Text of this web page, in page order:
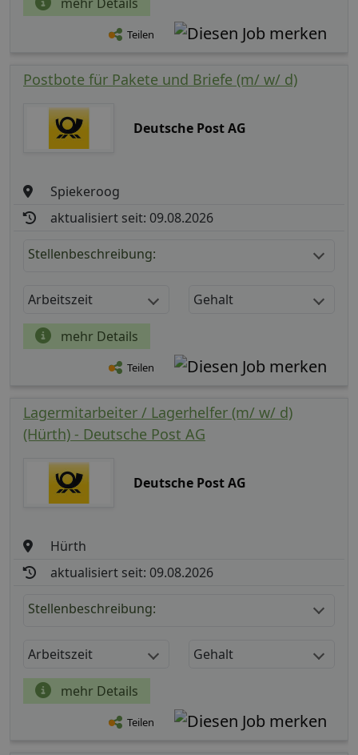
Teilen
Postbote für Pakete und Briefe (m/ w/ d)
Deutsche Post AG
Spiekeroog
aktualisiert seit: 09.08.2026
Stellenbeschreibung:
Arbeitszeit Gehalt
mehr Details
Teilen
Lagermitarbeiter / Lagerhelfer (m/ w/ d)
(Hürth) - Deutsche Post AG
Deutsche Post AG
Hürth
aktualisiert seit: 09.08.2026
Stellenbeschreibung:
Arbeitszeit Gehalt
mehr Details
Teilen